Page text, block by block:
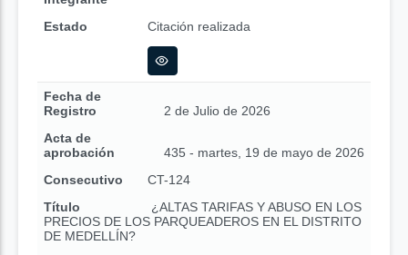
Estado
Citación realizada
Fecha de
Registro
2 de Julio de 2026
Acta de
aprobación
435 - martes, 19 de mayo de 2026
Consecutivo
CT-124
Título
¿ALTAS TARIFAS Y ABUSO EN LOS
PRECIOS DE LOS PARQUEADEROS EN EL DISTRITO
DE MEDELLÍN?